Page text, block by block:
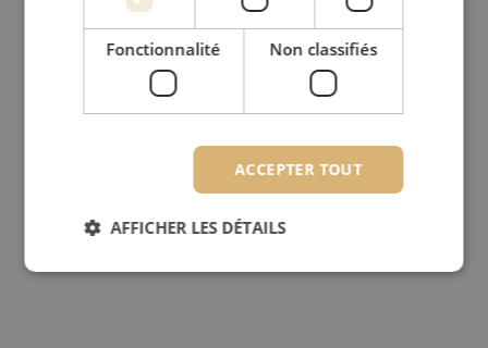
Fonctionnalité Non classifiés
ACCEPTER TOUT
AFFICHER LES DÉTAILS